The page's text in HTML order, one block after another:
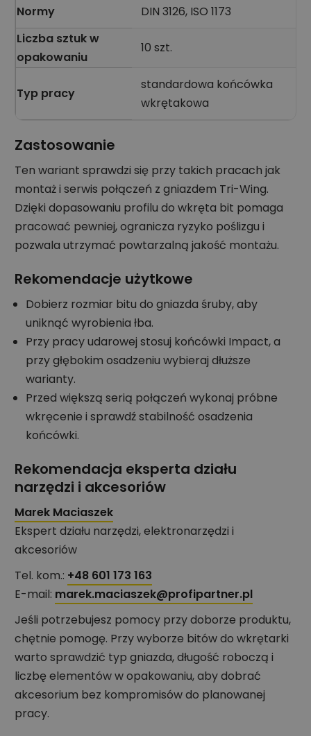
Normy
DIN 3126, ISO 1173
Liczba sztuk w
opakowaniu
10 szt.
Typ pracy
standardowa końcówka
wkrętakowa
Zastosowanie
Ten wariant sprawdzi się przy takich pracach jak
montaż i serwis połączeń z gniazdem Tri-Wing.
Dzięki dopasowaniu profilu do wkręta bit pomaga
pracować pewniej, ogranicza ryzyko poślizgu i
pozwala utrzymać powtarzalną jakość montażu.
Rekomendacje użytkowe
Dobierz rozmiar bitu do gniazda śruby, aby
uniknąć wyrobienia łba.
Przy pracy udarowej stosuj końcówki Impact, a
przy głębokim osadzeniu wybieraj dłuższe
warianty.
Przed większą serią połączeń wykonaj próbne
wkręcenie i sprawdź stabilność osadzenia
końcówki.
Rekomendacja eksperta działu
narzędzi i akcesoriów
Marek Maciaszek
Ekspert działu narzędzi, elektronarzędzi i
akcesoriów
Tel. kom.: +48 601 173 163
E-mail: marek.maciaszek@profipartner.pl
Jeśli potrzebujesz pomocy przy doborze produktu,
chętnie pomogę. Przy wyborze bitów do wkrętarki
warto sprawdzić typ gniazda, długość roboczą i
liczbę elementów w opakowaniu, aby dobrać
akcesorium bez kompromisów do planowanej
pracy.